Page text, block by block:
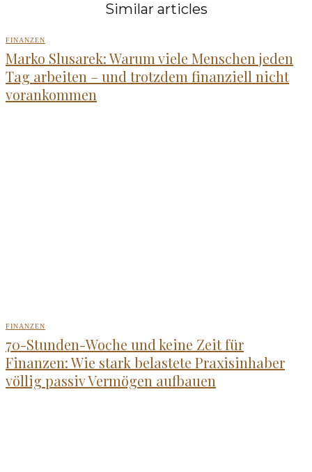
Similar articles
FINANZEN
Marko Slusarek: Warum viele Menschen jeden
Tag arbeiten – und trotzdem finanziell nicht
vorankommen
FINANZEN
70-Stunden-Woche und keine Zeit für
Finanzen: Wie stark belastete Praxisinhaber
völlig passiv Vermögen aufbauen